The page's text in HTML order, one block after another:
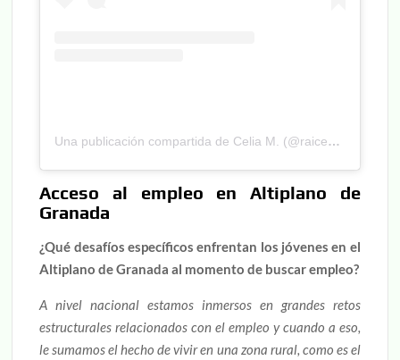
Una publicación compartida de Celia M. (@raicesconfuturo)
Acceso al empleo en Altiplano de
Granada
¿Qué desafíos específicos enfrentan los jóvenes en el
Altiplano de Granada al momento de buscar empleo?
A nivel nacional estamos inmersos en grandes retos
estructurales relacionados con el empleo y cuando a eso,
le sumamos el hecho de vivir en una zona rural, como es el